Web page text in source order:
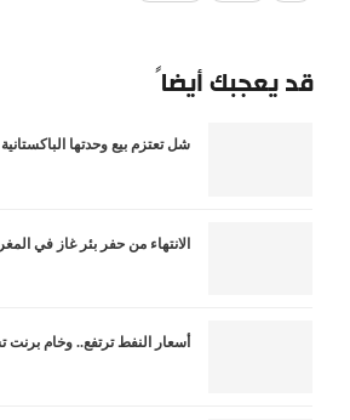
قد يعجبك أيضاً
شل تعتزم بيع وحدتها
الانتهاء من حفر بئر غاز في
أسعار النفط ترتفع.. وخام برنت تسليم